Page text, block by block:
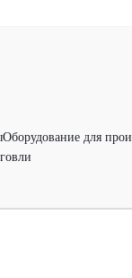
Оборудование для